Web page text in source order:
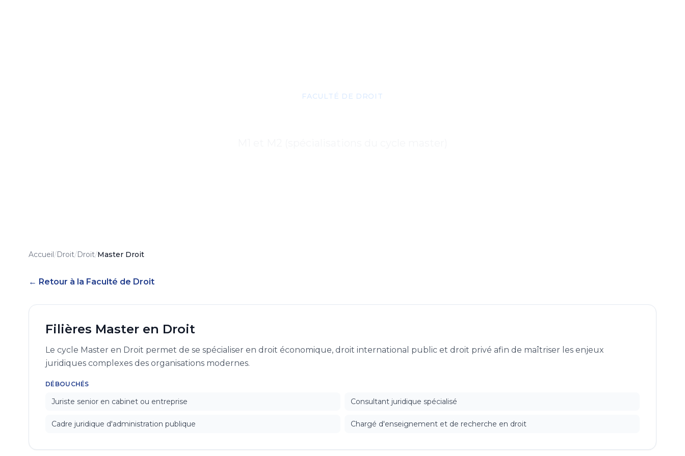
FACULTÉ DE DROIT
Accueil/Droit/Droit/Master Droit
← Retour à la Faculté de Droit
Filières Master en Droit
Le cycle Master en Droit permet de se spécialiser en droit économique, droit international public et droit privé afin de maîtriser les enjeux
juridiques complexes des organisations modernes.
DÉBOUCHÉS
Juriste senior en cabinet ou entreprise Consultant juridique spécialisé
Cadre juridique d'administration publique Chargé d'enseignement et de recherche en droit